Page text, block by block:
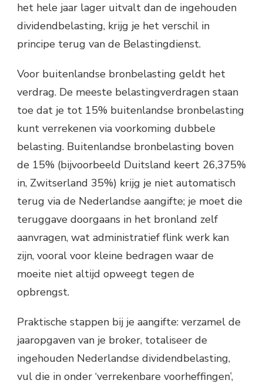
het hele jaar lager uitvalt dan de ingehouden
dividendbelasting, krijg je het verschil in
principe terug van de Belastingdienst.
Voor buitenlandse bronbelasting geldt het
verdrag. De meeste belastingverdragen staan
toe dat je tot 15% buitenlandse bronbelasting
kunt verrekenen via voorkoming dubbele
belasting. Buitenlandse bronbelasting boven
de 15% (bijvoorbeeld Duitsland keert 26,375%
in, Zwitserland 35%) krijg je niet automatisch
terug via de Nederlandse aangifte; je moet die
teruggave doorgaans in het bronland zelf
aanvragen, wat administratief flink werk kan
zijn, vooral voor kleine bedragen waar de
moeite niet altijd opweegt tegen de
opbrengst.
Praktische stappen bij je aangifte: verzamel de
jaaropgaven van je broker, totaliseer de
ingehouden Nederlandse dividendbelasting,
vul die in onder ‘verrekenbare voorheffingen’,